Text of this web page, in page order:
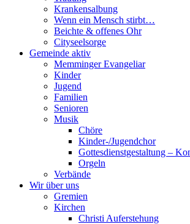
Krankensalbung
Wenn ein Mensch stirbt…
Beichte & offenes Ohr
Cityseelsorge
Gemeinde aktiv
Memminger Evangeliar
Kinder
Jugend
Familien
Senioren
Musik
Chöre
Kinder-/Jugendchor
Gottesdienstgestaltung –
Orgeln
Verbände
Wir über uns
Gremien
Kirchen
Christi Auferstehung